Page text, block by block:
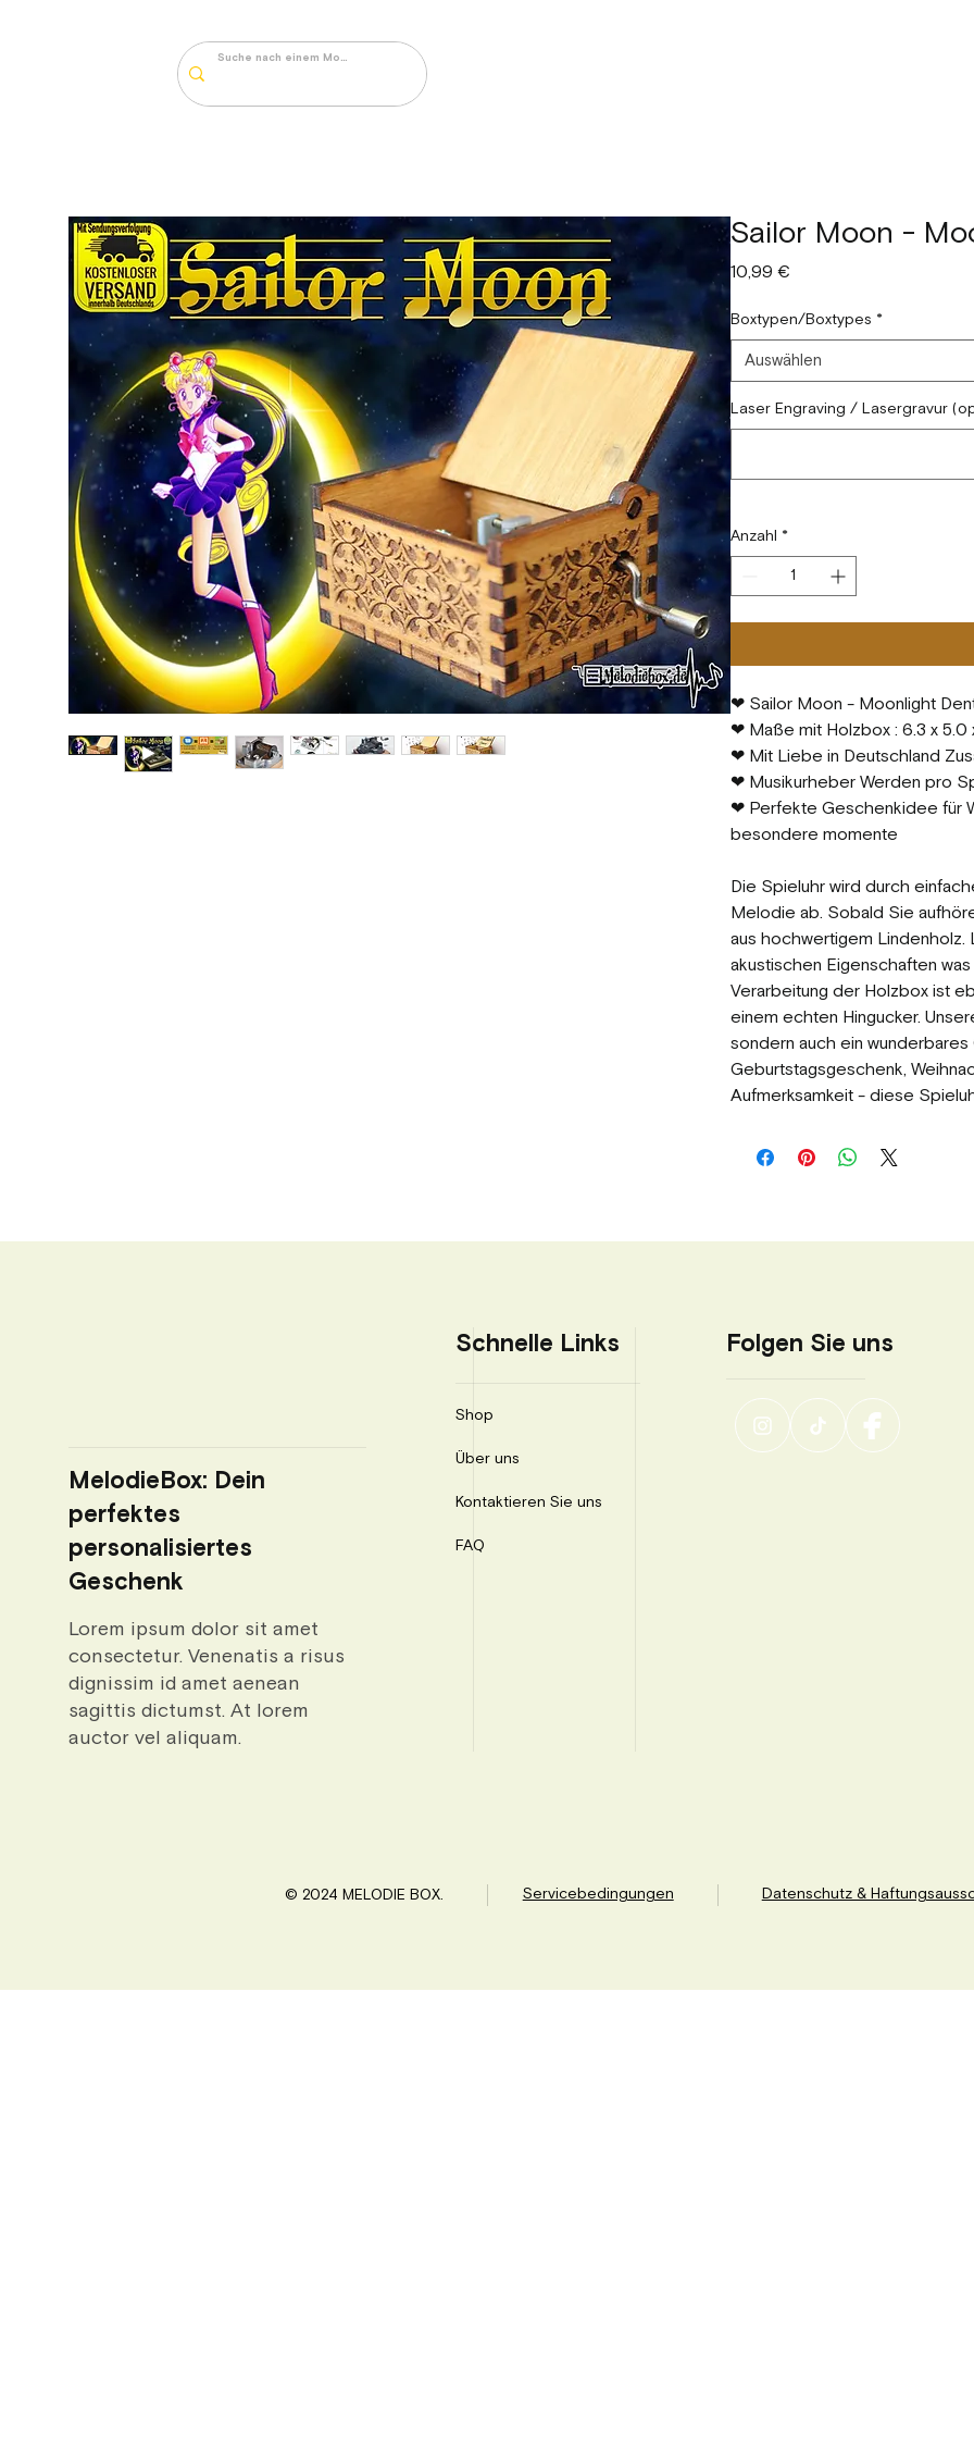
Sailor Moon -
10,99 €
Boxtypen/Boxtypes *
Auswählen
Laser Engraving / Lasergravur
Anzahl *
❤ Sailor Moon - Moonlight
❤ Maße mit Holzbox : 6.3 x 5.0
❤ Mit Liebe in Deutschland
❤ Musikurheber Werden pro
❤ Perfekte Geschenkidee für
besondere momente
Die Spieluhr wird durch
Melodie ab. Sobald Sie
aus hochwertigem
akustischen Eigenschaften
Verarbeitung der Holzbox ist
einem echten Hingucker.
sondern auch ein
Geburtstagsgeschenk,
Aufmerksamkeit - diese
© 2024 MELODIE BOX. Servicebedingungen Datenschutz &
Schnelle Links
Shop
Über uns
Kontaktieren Sie uns
FAQ
Folgen Sie uns
Lorem ipsum dolor sit amet
consectetur. Venenatis a risus
dignissim id amet aenean
sagittis dictumst. At lorem
auctor vel aliquam.
MelodieBox: Dein
perfektes
personalisiertes
Geschenk